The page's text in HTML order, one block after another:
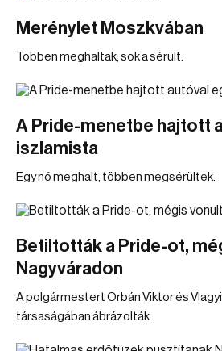
Merénylet Moszkvában
Többen meghaltak; sok a sérült.
A Pride-menetbe hajtott
iszlamista
Egy nő meghalt, többen megsérültek.
Betiltották a Pride-ot,
Nagyváradon
A polgármestert Orbán Viktor és
társaságában ábrázolták.